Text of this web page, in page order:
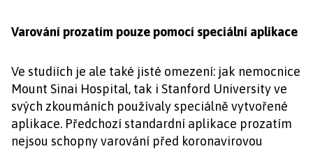
Varování prozatím pouze pomocí speciální aplikace
Ve studiích je ale také jisté omezení: jak nemocnice
Mount Sinai Hospital, tak i Stanford University ve
svých zkoumáních používaly speciálně vytvořené
aplikace. Předchozí standardní aplikace prozatím
nejsou schopny varování před koronavirovou